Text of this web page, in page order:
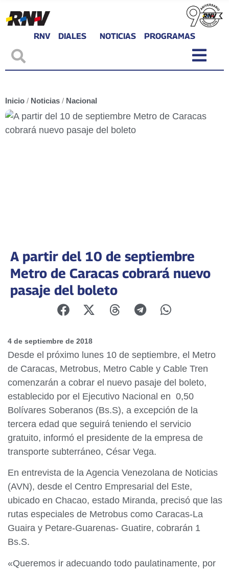
RNV DIALES NOTICIAS PROGRAMAS
Inicio / Noticias / Nacional
A partir del 10 de septiembre
Metro de Caracas cobrará nuevo
pasaje del boleto
4 de septiembre de 2018
Desde el próximo lunes 10 de septiembre, el Metro
de Caracas, Metrobus, Metro Cable y Cable Tren
comenzarán a cobrar el nuevo pasaje del boleto,
establecido por el Ejecutivo Nacional en 0,50
Bolívares Soberanos (Bs.S), a excepción de la
tercera edad que seguirá teniendo el servicio
gratuito, informó el presidente de la empresa de
transporte subterráneo, César Vega.
En entrevista de la Agencia Venezolana de Noticias
(AVN), desde el Centro Empresarial del Este,
ubicado en Chacao, estado Miranda, precisó que las
rutas especiales de Metrobus como Caracas-La
Guaira y Petare-Guarenas- Guatire, cobrarán 1
Bs.S.
«Queremos ir adecuando todo paulatinamente, por